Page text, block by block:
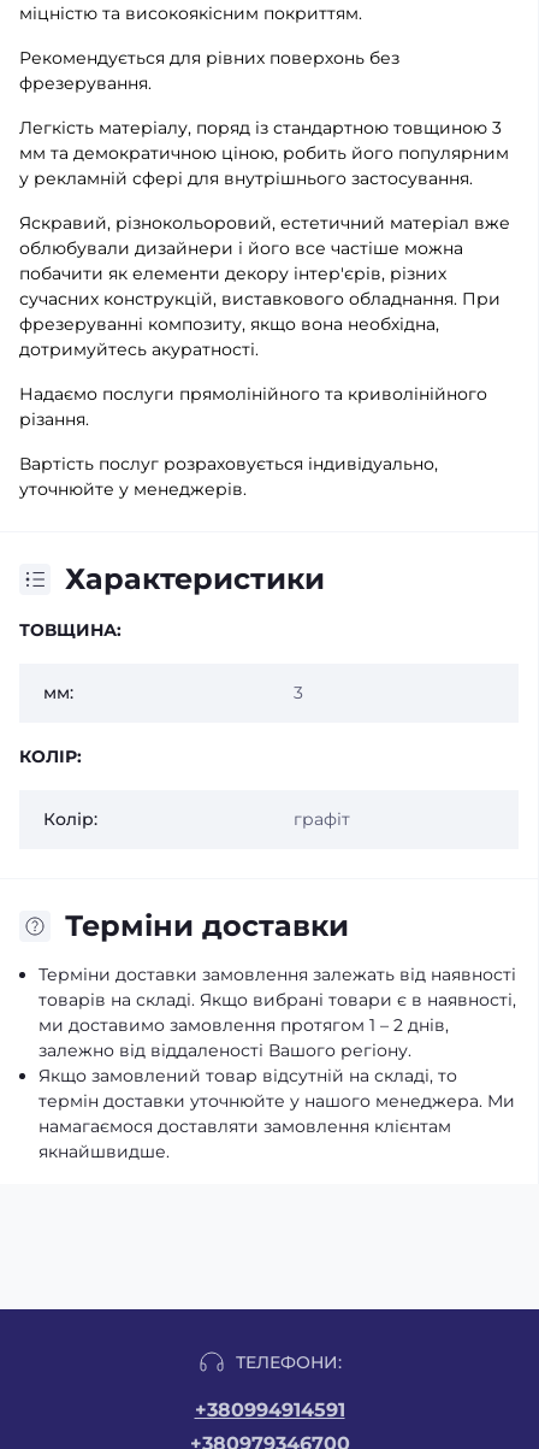
міцністю та високоякісним покриттям.
Рекомендується для рівних поверхонь без
фрезерування.
Легкість матеріалу, поряд із стандартною товщиною 3
мм та демократичною ціною, робить його популярним
у рекламній сфері для внутрішнього застосування.
Яскравий, різнокольоровий, естетичний матеріал вже
облюбували дизайнери і його все частіше можна
побачити як елементи декору інтер'єрів, різних
сучасних конструкцій, виставкового обладнання. При
фрезеруванні композиту, якщо вона необхідна,
дотримуйтесь акуратності.
Надаємо послуги прямолінійного та криволінійного
різання.
Вартість послуг розраховується індивідуально,
уточнюйте у менеджерів.
Характеристики
ТОВЩИНА:
мм: 3
КОЛІР:
Колір: графіт
Терміни доставки
Терміни доставки замовлення залежать від наявності
товарів на складі. Якщо вибрані товари є в наявності,
ми доставимо замовлення протягом 1 – 2 днів,
залежно від віддаленості Вашого регіону.
Якщо замовлений товар відсутній на складі, то
термін доставки уточнюйте у нашого менеджера. Ми
намагаємося доставляти замовлення клієнтам
якнайшвидше.
ТЕЛЕФОНИ:
+380994914591
+380979346700